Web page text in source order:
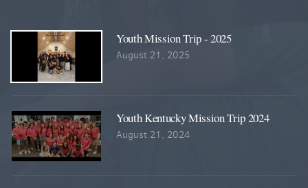
Youth Mission Trip - 2025
August 21, 2025
Youth Kentucky Mission Trip 2024
August 21, 2024